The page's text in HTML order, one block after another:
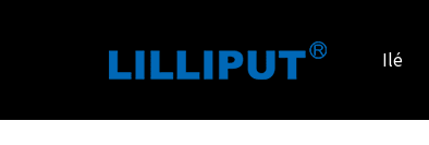
Ilé